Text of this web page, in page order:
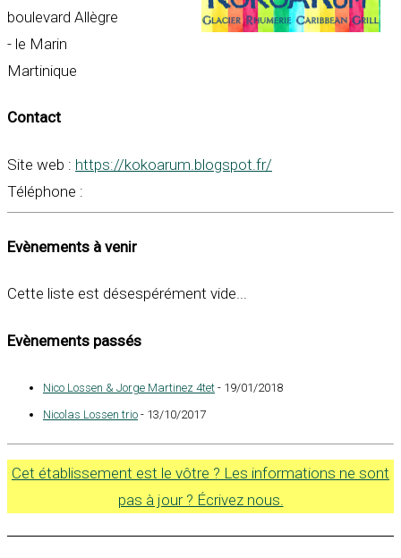
boulevard Allègre
- le Marin
Martinique
Contact
Site web : https://kokoarum.blogspot.fr/
Téléphone :
Evènements à venir
Cette liste est désespérément vide...
Evènements passés
Nico Lossen & Jorge Martinez 4tet - 19/01/2018
Nicolas Lossen trio - 13/10/2017
Cet établissement est le vôtre ? Les informations ne sont
pas à jour ? Écrivez nous.